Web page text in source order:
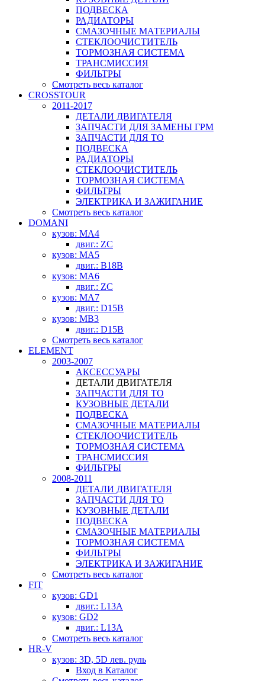
ПОДВЕСКА
РАДИАТОРЫ
СМАЗОЧНЫЕ МАТЕРИАЛЫ
СТЕКЛООЧИСТИТЕЛЬ
ТОРМОЗНАЯ СИСТЕМА
ТРАНСМИССИЯ
ФИЛЬТРЫ
Смотреть весь каталог
CROSSTOUR
2011-2017
ДЕТАЛИ ДВИГАТЕЛЯ
ЗАПЧАСТИ ДЛЯ ЗАМЕНЫ ГРМ
ЗАПЧАСТИ ДЛЯ ТО
ПОДВЕСКА
РАДИАТОРЫ
СТЕКЛООЧИСТИТЕЛЬ
ТОРМОЗНАЯ СИСТЕМА
ФИЛЬТРЫ
ЭЛЕКТРИКА И ЗАЖИГАНИЕ
Смотреть весь каталог
DOMANI
кузов: MA4
двиг.: ZC
кузов: MA5
двиг.: B18B
кузов: MA6
двиг.: ZC
кузов: MA7
двиг.: D15B
кузов: MB3
двиг.: D15B
Смотреть весь каталог
ELEMENT
2003-2007
АКСЕССУАРЫ
ДЕТАЛИ ДВИГАТЕЛЯ
ЗАПЧАСТИ ДЛЯ ТО
КУЗОВНЫЕ ДЕТАЛИ
ПОДВЕСКА
СМАЗОЧНЫЕ МАТЕРИАЛЫ
СТЕКЛООЧИСТИТЕЛЬ
ТОРМОЗНАЯ СИСТЕМА
ТРАНСМИССИЯ
ФИЛЬТРЫ
2008-2011
ДЕТАЛИ ДВИГАТЕЛЯ
ЗАПЧАСТИ ДЛЯ ТО
КУЗОВНЫЕ ДЕТАЛИ
ПОДВЕСКА
СМАЗОЧНЫЕ МАТЕРИАЛЫ
ТОРМОЗНАЯ СИСТЕМА
ФИЛЬТРЫ
ЭЛЕКТРИКА И ЗАЖИГАНИЕ
Смотреть весь каталог
FIT
кузов: GD1
двиг.: L13A
кузов: GD2
двиг.: L13A
Смотреть весь каталог
HR-V
кузов: 3D, 5D лев. руль
Вход в Каталог